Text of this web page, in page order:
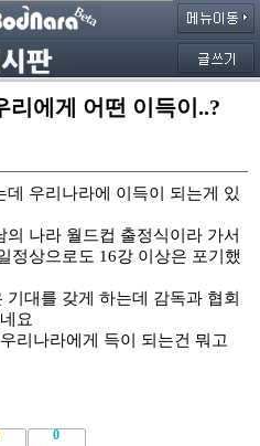
리에게 어떤 이득이..?
우리나라에 이득이 되는게 있
나라 월드컵 출정식이라 가서
정상으로도 16강 이상은 포기했
대를 갖게 하는데 감독과 협회
요
리나라에게 득이 되는건 뭐고
0